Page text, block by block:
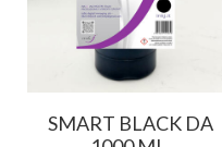
SMART BLACK DA